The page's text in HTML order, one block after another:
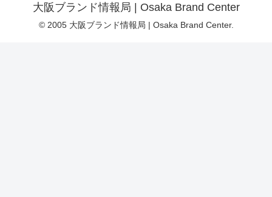
大阪ブランド情報局 | Osaka Brand Center
© 2005 大阪ブランド情報局 | Osaka Brand Center.